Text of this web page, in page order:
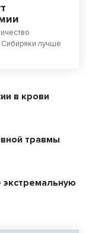
Сибиряки лучше
в крови
травмы